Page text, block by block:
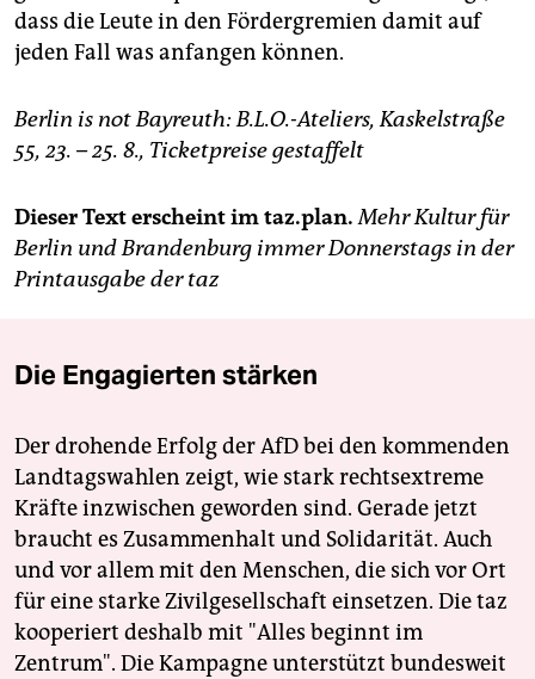
dass die Leute in den Fördergremien damit auf
jeden Fall was anfangen können.
Berlin is not Bayreuth: B.L.O.-Ateliers, Kaskelstraße
55, 23. – 25. 8., Ticketpreise gestaffelt
Dieser Text erscheint im taz.plan. Mehr Kultur für
Berlin und Brandenburg immer Donnerstags in der
Printausgabe der taz
Die Engagierten stärken
Der drohende Erfolg der AfD bei den kommenden
Landtagswahlen zeigt, wie stark rechtsextreme
Kräfte inzwischen geworden sind. Gerade jetzt
braucht es Zusammenhalt und Solidarität. Auch
und vor allem mit den Menschen, die sich vor Ort
für eine starke Zivilgesellschaft einsetzen. Die taz
kooperiert deshalb mit "Alles beginnt im
Zentrum". Die Kampagne unterstützt bundesweit